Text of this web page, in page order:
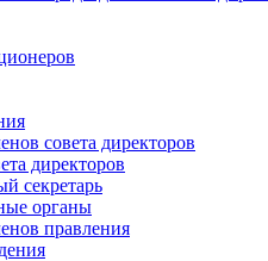
совета директоров
директоров
секретарь
органы
правления